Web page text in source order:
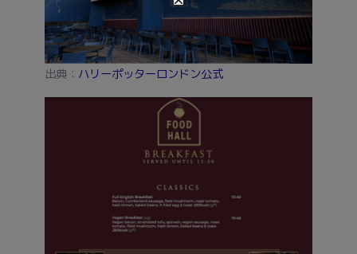
出典： ハリーポッターロンドン公式